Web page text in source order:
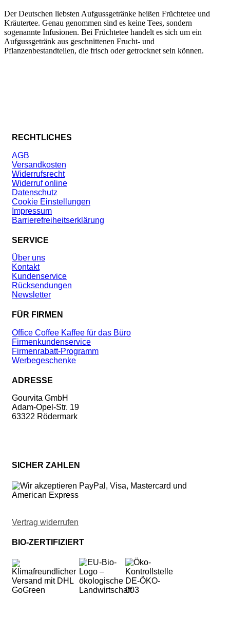
Der Deutschen liebsten Aufgussgetränke heißen Früchtetee und
Kräutertee. Genau genommen sind es keine Tees, sondern
sogenannte Infusionen. Bei Früchtetee handelt es sich um ein
Aufgussgetränk aus geschnittenen Frucht- und
Pflanzenbestandteilen, die frisch oder getrocknet sein können.
RECHTLICHES
AGB
Versandkosten
Widerrufsrecht
Widerruf online
Datenschutz
Cookie Einstellungen
Impressum
Barrierefreiheitserklärung
SERVICE
Über uns
Kontakt
Kundenservice
Rücksendungen
Newsletter
FÜR FIRMEN
Office Coffee Kaffee für das Büro
Firmenkundenservice
Firmenrabatt-Programm
Werbegeschenke
ADRESSE
Gourvita GmbH
Adam-Opel-Str. 19
63322 Rödermark
SICHER ZAHLEN
Vertrag widerrufen
BIO-ZERTIFIZIERT